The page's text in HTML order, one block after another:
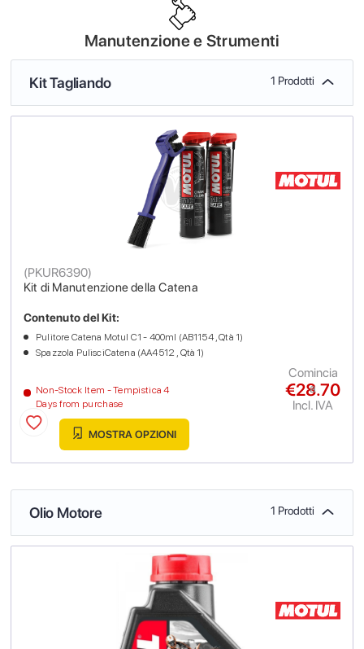
Manutenzione e Strumenti
Kit Tagliando 1 Prodotti
Kit di Manutenzione della Catena
(PKUR6390)
Non-Stock Item - Tempistica 4
Days from purchase
Contenuto del Kit:
Pulitore Catena Motul C1 - 400ml (AB1154 , Qtà 1)
Spazzola PulisciCatena (AA4512 , Qtà 1)
€28.70
Incl. IVA
Comincia
a
MOSTRA OPZIONI
Olio Motore 1 Prodotti